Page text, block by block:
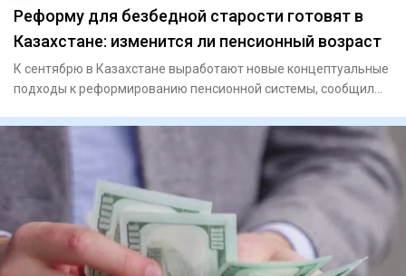
Реформу для безбедной старости готовят в
Казахстане: изменится ли пенсионный возраст
К сентябрю в Казахстане выработают новые концептуальные
подходы к реформированию пенсионной системы, сообщил